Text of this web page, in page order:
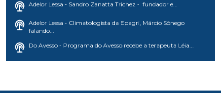
Adelor Lessa - Sandro Zanatta Trichez - fundador e...
Adelor Lessa - Climatologista da Epagri, Márcio Sônego
falando...
Do Avesso - Programa do Avesso recebe a terapeuta Léia...